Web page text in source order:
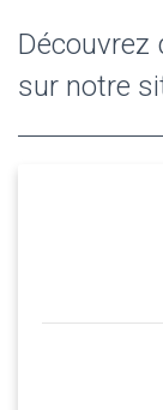
Découvrez
sur notre